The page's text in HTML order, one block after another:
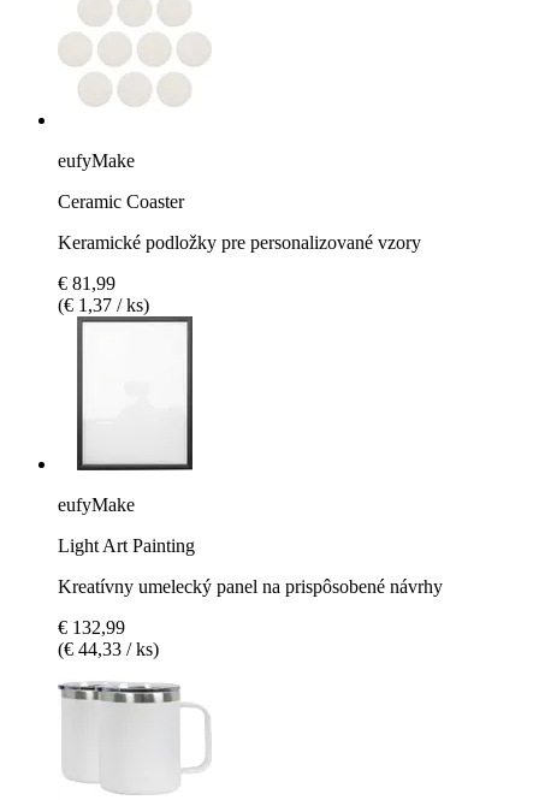
eufyMake
Ceramic Coaster
Keramické podložky pre personalizované vzory
€ 81,99
(€ 1,37 / ks)
eufyMake
Light Art Painting
Kreatívny umelecký panel na prispôsobené návrhy
€ 132,99
(€ 44,33 / ks)